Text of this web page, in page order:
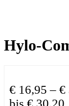
Hylo-
€ 16,95 – €
bis € 30,20